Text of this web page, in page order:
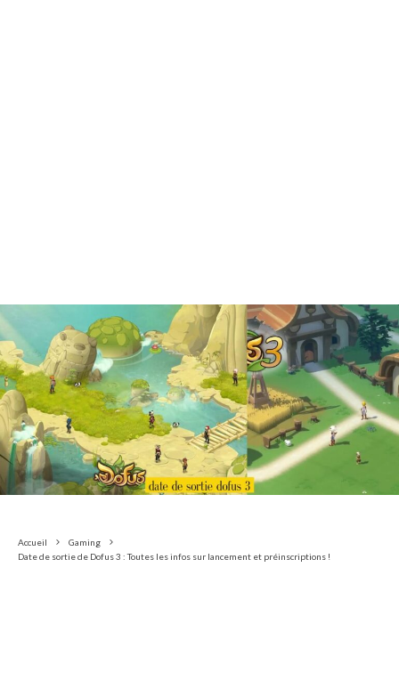
Accueil
Gaming
Date de sortie de Dofus 3 : Toutes les infos sur lancement et préinscriptions !